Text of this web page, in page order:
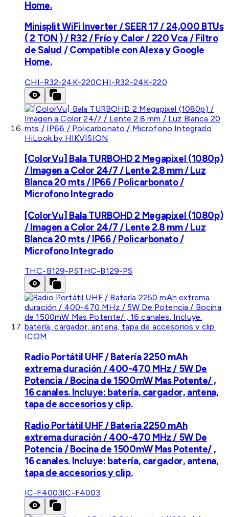
Home.
Minisplit WiFi Inverter / SEER 17 / 24,000 BTUs
( 2 TON ) / R32 / Frío y Calor / 220 Vca / Filtro
de Salud / Compatible con Alexa y Google
Home.
CHI-R32-24K-220CHI-R32-24K-220
HiLook by HIKVISION
[ColorVu] Bala TURBOHD 2 Megapixel (1080p)
/ Imagen a Color 24/7 / Lente 2.8 mm / Luz
Blanca 20 mts / IP66 / Policarbonato /
Microfono Integrado
[ColorVu] Bala TURBOHD 2 Megapixel (1080p)
/ Imagen a Color 24/7 / Lente 2.8 mm / Luz
Blanca 20 mts / IP66 / Policarbonato /
Microfono Integrado
THC-B129-PSTHC-B129-PS
ICOM
Radio Portátil UHF / Batería 2250 mAh
extrema duración / 400-470 MHz / 5W De
Potencia / Bocina de 1500mW Mas Potente/ ,
16 canales. Incluye: batería, cargador, antena,
tapa de accesorios y clip.
Radio Portátil UHF / Batería 2250 mAh
extrema duración / 400-470 MHz / 5W De
Potencia / Bocina de 1500mW Mas Potente/ ,
16 canales. Incluye: batería, cargador, antena,
tapa de accesorios y clip.
IC-F4003IC-F4003